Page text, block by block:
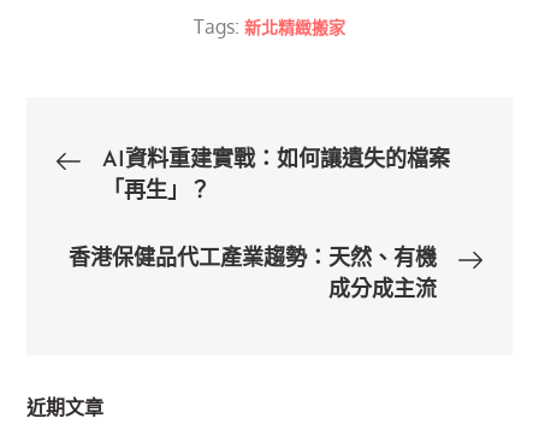
Tags: 新北精緻搬家
文AI資料重建實戰：如何讓遺失的檔案
「再生」？
香港保健品代工產業趨勢：天然、有機
成分成主流
近期文章